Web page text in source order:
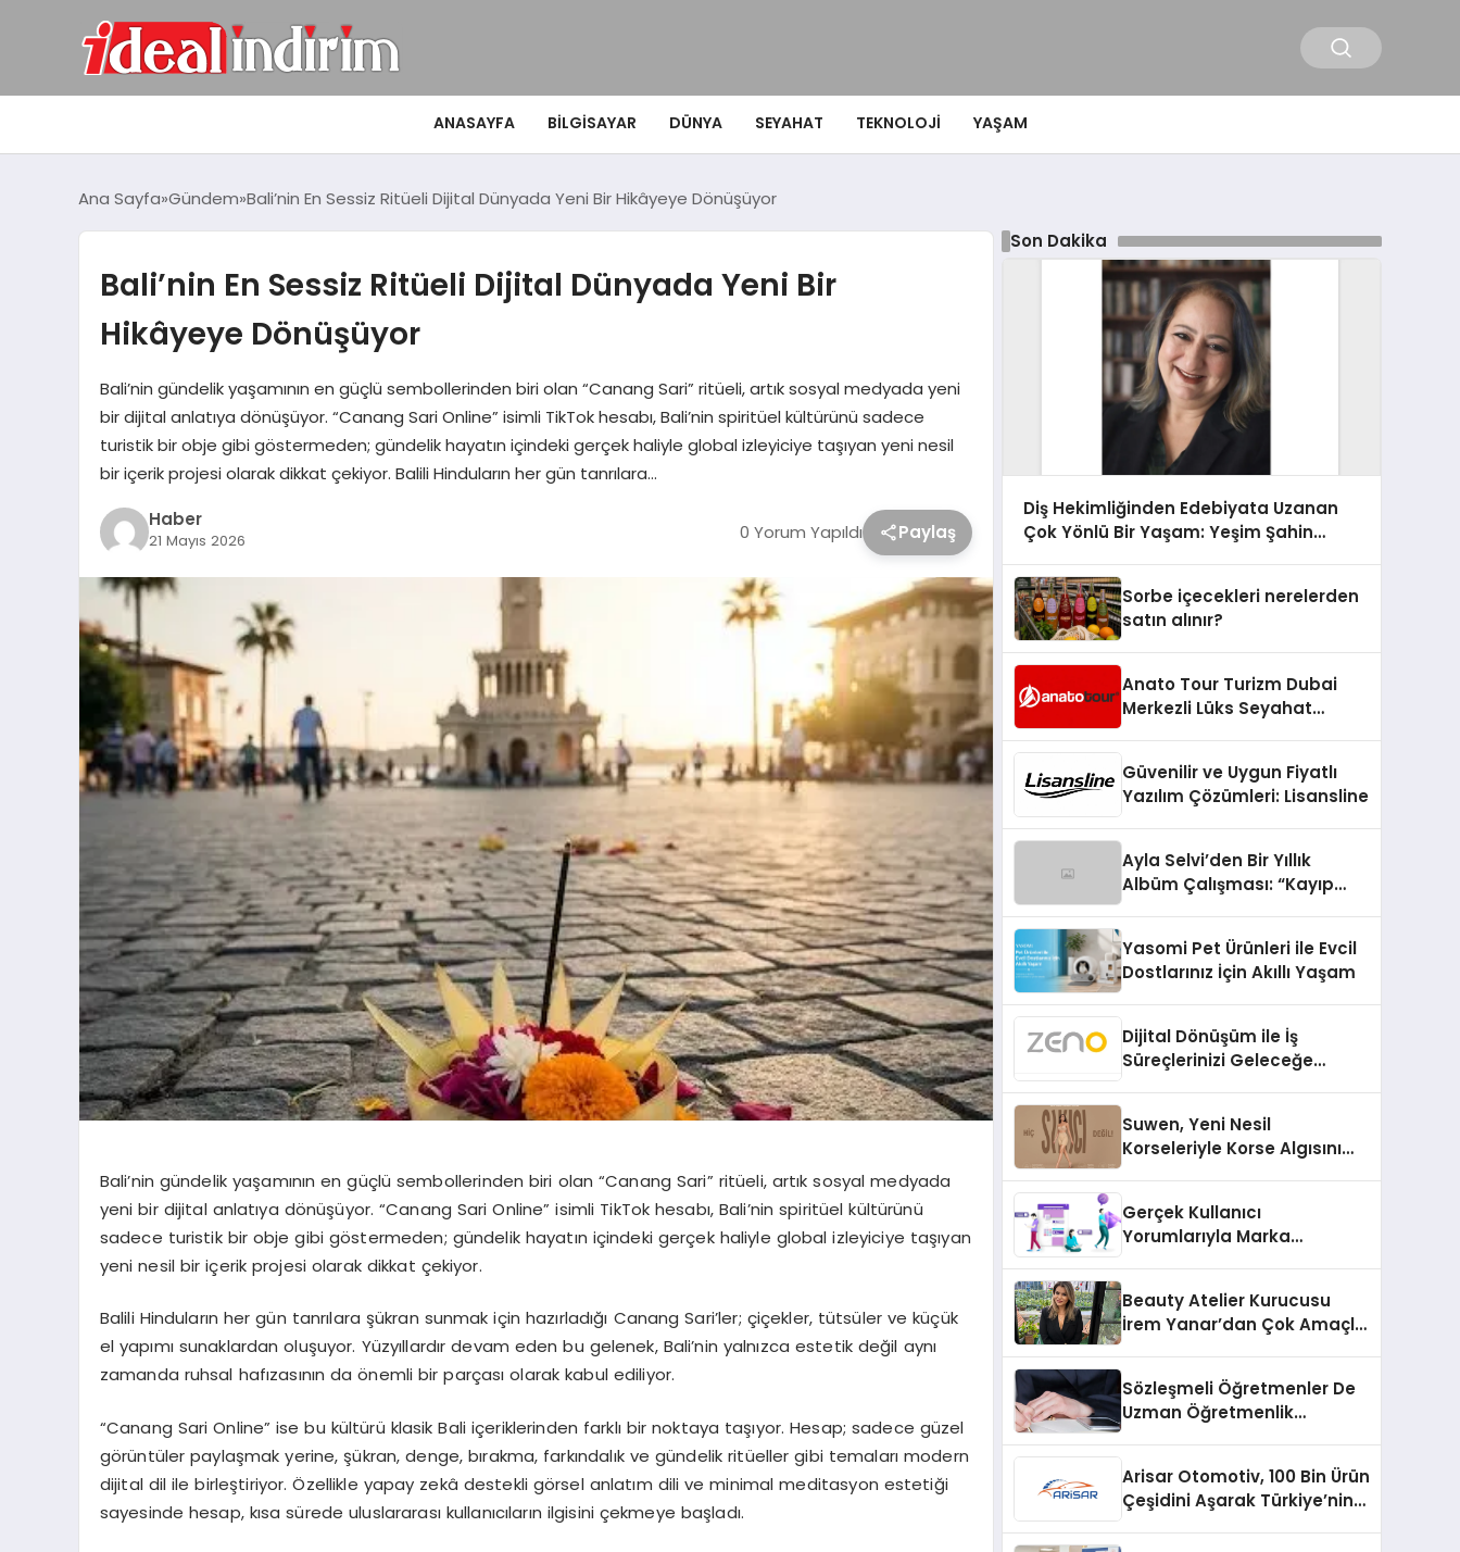
ANASAYFA BILGISAYAR DÜNYA SEYAHAT TEKNOLOJI YAŞAM
Ana Sayfa Gündem Bali’nin En Sessiz Ritüeli Dijital Dünyada Yeni Bir Hikâyeye Dönüşüyor
Bali’nin En Sessiz Ritüeli Dijital Dünyada Yeni Bir
Hikâyeye Dönüşüyor
Bali’nin gündelik yaşamının en güçlü sembollerinden biri olan “Canang Sari” ritüeli, artık sosyal medyada yeni
bir dijital anlatıya dönüşüyor. “Canang Sari Online” isimli TikTok hesabı, Bali’nin spiritüel kültürünü sadece
turistik bir obje gibi göstermeden; gündelik hayatın içindeki gerçek haliyle global izleyiciye taşıyan yeni nesil
bir içerik projesi olarak dikkat çekiyor. Balili Hinduların her gün tanrılara…
Haber
21 Mayıs 2026 0 Yorum Yapıldı Paylaş
Bali’nin gündelik yaşamının en güçlü sembollerinden biri olan “Canang Sari” ritüeli, artık sosyal medyada
yeni bir dijital anlatıya dönüşüyor. “Canang Sari Online” isimli TikTok hesabı, Bali’nin spiritüel kültürünü
sadece turistik bir obje gibi göstermeden; gündelik hayatın içindeki gerçek haliyle global izleyiciye taşıyan
yeni nesil bir içerik projesi olarak dikkat çekiyor.
Balili Hinduların her gün tanrılara şükran sunmak için hazırladığı Canang Sari’ler; çiçekler, tütsüler ve küçük
el yapımı sunaklardan oluşuyor. Yüzyıllardır devam eden bu gelenek, Bali’nin yalnızca estetik değil aynı
zamanda ruhsal hafızasının da önemli bir parçası olarak kabul ediliyor.
“Canang Sari Online” ise bu kültürü klasik Bali içeriklerinden farklı bir noktaya taşıyor. Hesap; sadece güzel
görüntüler paylaşmak yerine, şükran, denge, bırakma, farkındalık ve gündelik ritüeller gibi temaları modern
dijital dil ile birleştiriyor. Özellikle yapay zekâ destekli görsel anlatım dili ve minimal meditasyon estetiği
sayesinde hesap, kısa sürede uluslararası kullanıcıların ilgisini çekmeye başladı.
Son Dakika
Diş Hekimliğinden Edebiyata Uzanan
Çok Yönlü Bir Yaşam: Yeşim Şahin
Sorbe içecekleri nerelerden
satın alınır?
Anato Tour Turizm Dubai
Merkezli Lüks Seyahat
Güvenilir ve Uygun Fiyatlı
Yazılım Çözümleri: Lisansline
Ayla Selvi’den Bir Yıllık
Albüm Çalışması: “Kayıp
Yasomi Pet Ürünleri ile Evcil
Dostlarınız İçin Akıllı Yaşam
Dijital Dönüşüm ile İş
Süreçlerinizi Geleceğe
Suwen, Yeni Nesil
Korseleriyle Korse Algısını
Gerçek Kullanıcı
Yorumlarıyla Marka
Beauty Atelier Kurucusu
İrem Yanar’dan Çok Amaçlı
Sözleşmeli Öğretmenler De
Uzman Öğretmenlik
Arisar Otomotiv, 100 Bin Ürün
Çeşidini Aşarak Türkiye’nin